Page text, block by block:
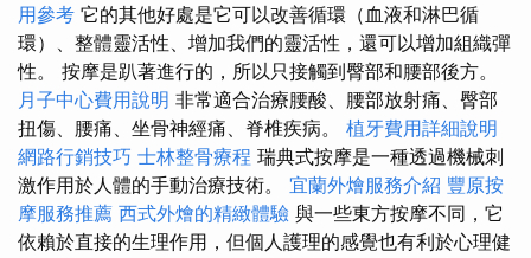
用參考 它的其他好處是它可以改善循環（血液和淋巴循
環）、整體靈活性、增加我們的靈活性，還可以增加組織彈
性。 按摩是趴著進行的，所以只接觸到臀部和腰部後方。
月子中心費用說明 非常適合治療腰酸、腰部放射痛、臀部
扭傷、腰痛、坐骨神經痛、脊椎疾病。 植牙費用詳細說明
網路行銷技巧 士林整骨療程 瑞典式按摩是一種透過機械刺
激作用於人體的手動治療技術。 宜蘭外燴服務介紹 豐原按
摩服務推薦 西式外燴的精緻體驗 與一些東方按摩不同，它
依賴於直接的生理作用，但個人護理的感覺也有利於心理健